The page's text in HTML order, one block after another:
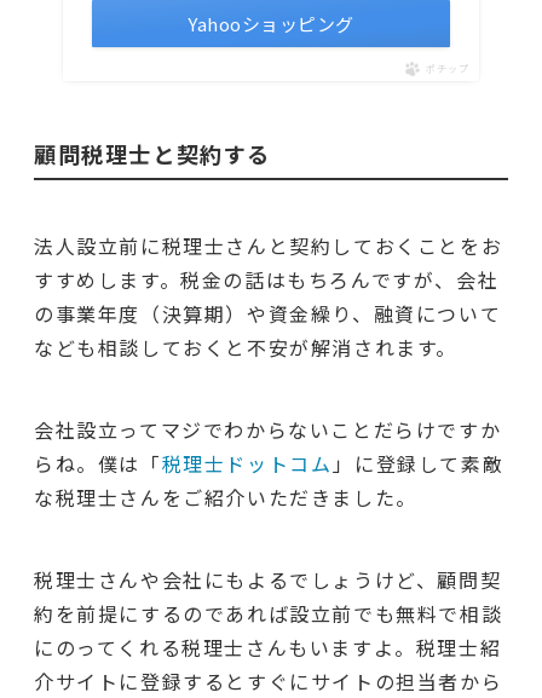
Yahooショッピング
ポチップ
顧問税理士と契約する
法人設立前に税理士さんと契約しておくことをお
すすめします。税金の話はもちろんですが、会社
の事業年度（決算期）や資金繰り、融資について
なども相談しておくと不安が解消されます。
会社設立ってマジでわからないことだらけですか
らね。僕は「税理士ドットコム 」に登録して素敵
な税理士さんをご紹介いただきました。
税理士さんや会社にもよるでしょうけど、顧問契
約を前提にするのであれば設立前でも無料で相談
にのってくれる税理士さんもいますよ。税理士紹
介サイトに登録するとすぐにサイトの担当者から